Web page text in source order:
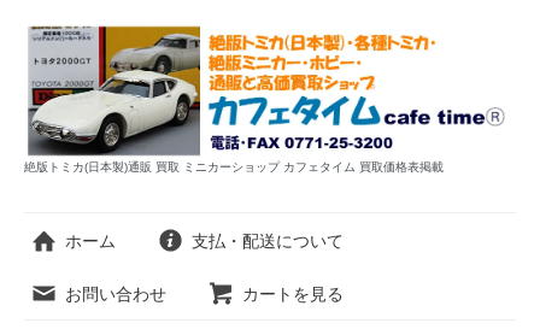
絶版トミカ(日本製)通販 買取 ミニカーショップ カフェタイム 買取価格表掲載
ホーム 支払・配送について
お問い合わせ カートを見る